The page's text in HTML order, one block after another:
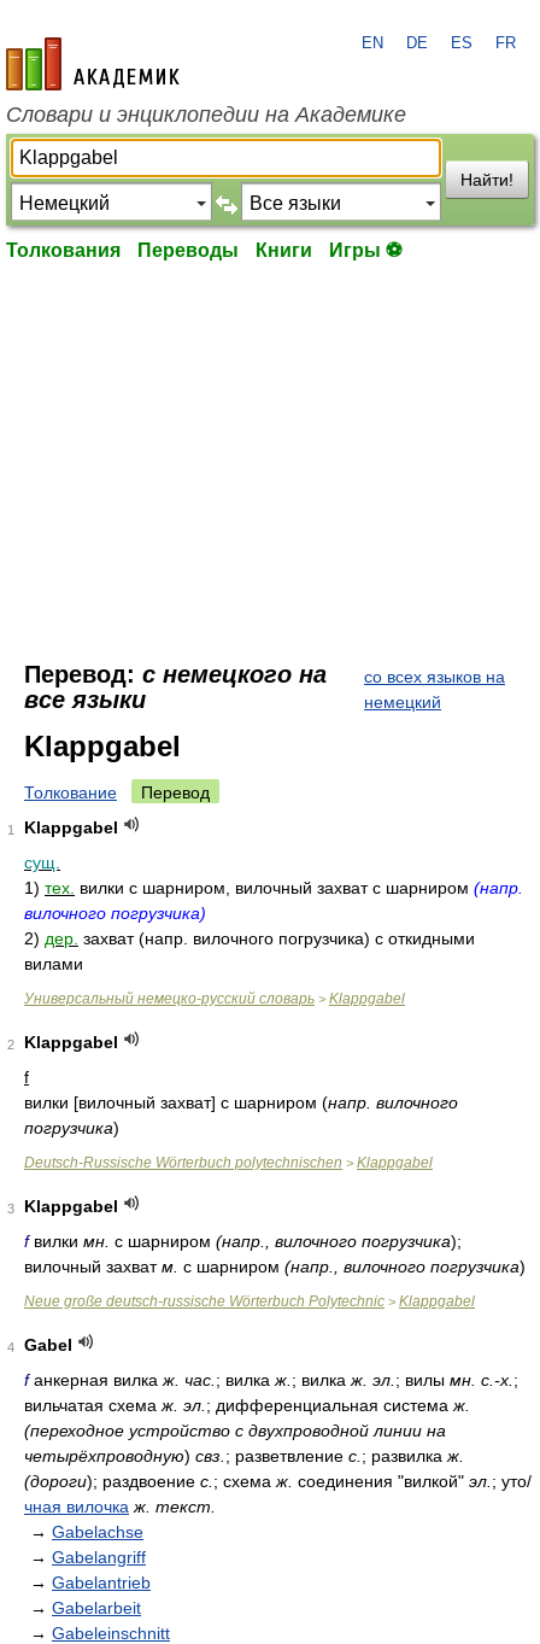
academic.ru
EN DE ES FR
Словари и энциклопедии на Академике
Найти!
Толкования Переводы Книги Игры ⚽
Перевод: с немецкого на
все языки
со всех языков на
немецкий
Klappgabel
Толкование Перевод
1
Klappgabel
сущ.
1) тех. вилки с шарниром, вилочный захват с шарниром (напр.
вилочного погрузчика)
2) дер. захват (напр. вилочного погрузчика) с откидными
вилами
Универсальный немецко-русский словарь > Klappgabel
2
Klappgabel
f
вилки [вилочный захват] с шарниром (напр. вилочного
погрузчика)
Deutsch-Russische Wörterbuch polytechnischen > Klappgabel
3
Klappgabel
fвилки мн. с шарниром (напр., вилочного погрузчика);
вилочный захватм. с шарниром (напр., вилочного погрузчика)
Neue große deutsch-russische Wörterbuch Polytechnic > Klappgabel
4
Gabel
fанкерная вилка ж. час. ; вилка ж. ; вилка ж. эл. ; вилы мн. с.-х. ;
вильчатая схема ж. эл. ; дифференциальная система ж.
(переходное устройство с двухпроводной линии на
четырёхпроводную) свз. ; разветвление с. ; развилка ж.
(дороги); раздвоение с. ; схема ж. соединения "вилкой" эл. ; уто/
чная вилочка ж. текст.
→ Gabelachse
→ Gabelangriff
→ Gabelantrieb
→ Gabelarbeit
→ Gabeleinschnitt